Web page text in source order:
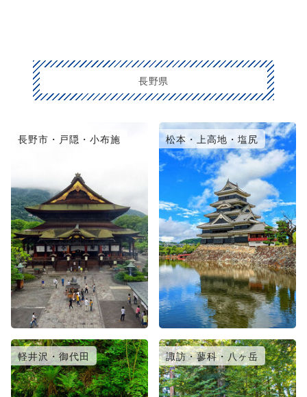
長野県
長野市・戸隠・小布施 松本・上高地・塩尻
軽井沢・御代田 諏訪・蓼科・八ヶ岳